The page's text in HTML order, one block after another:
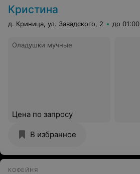
Кристина
д. Криница, ул. Завадского, 2 до 01:00
Оладушки мучные
Цена по запросу
В избранное
КОФЕЙНЯ